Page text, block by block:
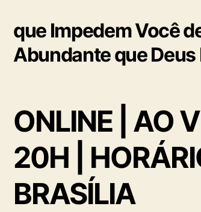
que Impedem Você
Abundante que Deus
ONLINE | AO
20H |
BRASÍLIA